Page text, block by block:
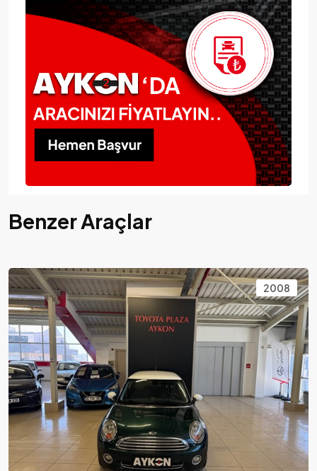
Benzer Araçlar
2008